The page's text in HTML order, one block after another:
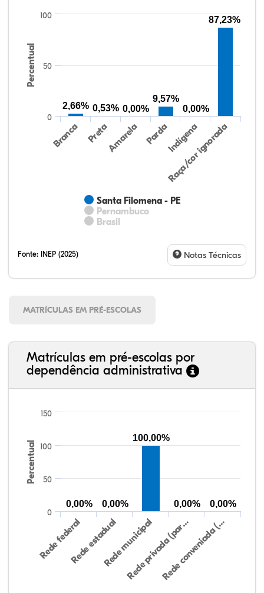
Percentual
Santa Filomena - PE
Pernambuco
Brasil
Branca PretaAmarela PardaIndígena
Raça/cor ignorada
0
50
100
2,66% 0,53% 0,00%
9,57%
0,00%
87,23%
Fonte: INEP (2025) Notas Técnicas
MATRÍCULAS EM PRÉ-ESCOLAS
Matrículas em pré-escolas por
dependência administrativa
Percentual
Rede federalRede estadualRede municipal
Rede privada (par…Rede conveniada (…
0
50
100
150
0,00% 0,00%
100,00%
0,00% 0,00%